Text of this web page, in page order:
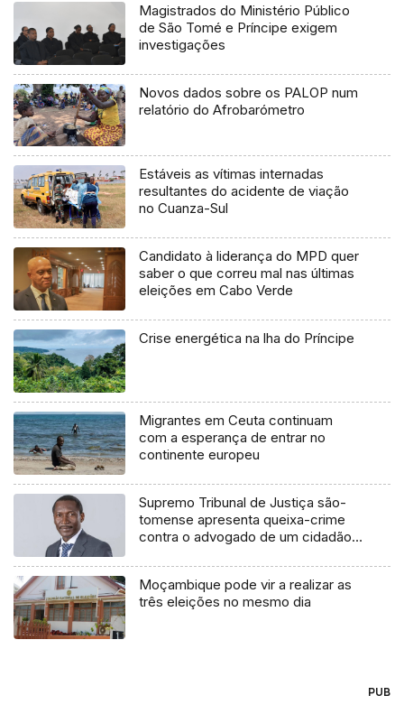
Magistrados do Ministério Público
de São Tomé e Príncipe exigem
investigações
Novos dados sobre os PALOP num
relatório do Afrobarómetro
Estáveis as vítimas internadas
resultantes do acidente de viação
no Cuanza-Sul
Candidato à liderança do MPD quer
saber o que correu mal nas últimas
eleições em Cabo Verde
Crise energética na lha do Príncipe
Migrantes em Ceuta continuam
com a esperança de entrar no
continente europeu
Supremo Tribunal de Justiça são-
tomense apresenta queixa-crime
contra o advogado de um cidadão
Moçambique pode vir a realizar as
três eleições no mesmo dia
PUB